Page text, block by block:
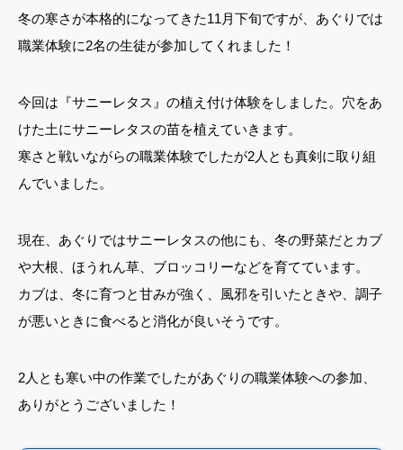
冬の寒さが本格的になってきた11月下旬ですが、あぐりでは
職業体験に2名の生徒が参加してくれました！
今回は『サニーレタス』の植え付け体験をしました。穴をあ
けた土にサニーレタスの苗を植えていきます。
寒さと戦いながらの職業体験でしたが2人とも真剣に取り組
んでいました。
現在、あぐりではサニーレタスの他にも、冬の野菜だとカブ
や大根、ほうれん草、ブロッコリーなどを育てています。
カブは、冬に育つと甘みが強く、風邪を引いたときや、調子
が悪いときに食べると消化が良いそうです。
2人とも寒い中の作業でしたがあぐりの職業体験への参加、
ありがとうございました！